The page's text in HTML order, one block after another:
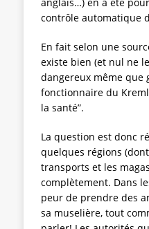
contrôle automatique
En fait selon une
existe bien (et nul ne
dangereux même que
fonctionnaire du
la santé”.
La question est donc
quelques régions
transports et les
complètement. Dans
peur de prendre des
sa muselière, tout